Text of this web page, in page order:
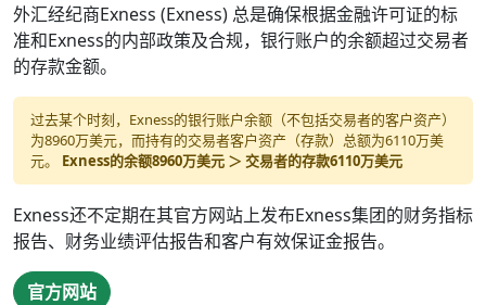
外汇经纪商Exness (Exness) 总是确保根据金融许可证的标
准和Exness的内部政策及合规，银行账户的余额超过交易者
的存款金额。
过去某个时刻，Exness的银行账户余额（不包括交易者的客户资产）
为8960万美元，而持有的交易者客户资产（存款）总额为6110万美
元。 Exness的余额8960万美元 ＞ 交易者的存款6110万美元
Exness还不定期在其官方网站上发布Exness集团的财务指标
报告、财务业绩评估报告和客户有效保证金报告。
官方网站